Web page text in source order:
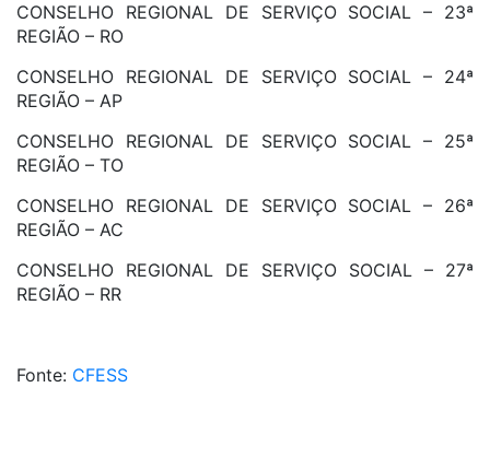
CONSELHO REGIONAL DE SERVIÇO SOCIAL – 23ª
REGIÃO – RO
CONSELHO REGIONAL DE SERVIÇO SOCIAL – 24ª
REGIÃO – AP
CONSELHO REGIONAL DE SERVIÇO SOCIAL – 25ª
REGIÃO – TO
CONSELHO REGIONAL DE SERVIÇO SOCIAL – 26ª
REGIÃO – AC
CONSELHO REGIONAL DE SERVIÇO SOCIAL – 27ª
REGIÃO – RR
Fonte: CFESS